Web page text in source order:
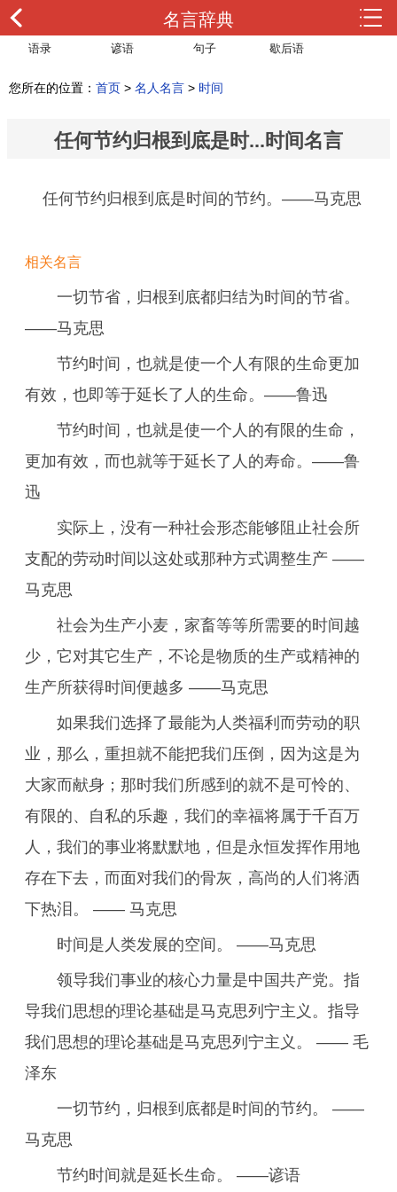
名言辞典
语录 谚语 句子 歇后语
您所在的位置： 首页 > 名人名言 > 时间
任何节约归根到底是时...时间名言
任何节约归根到底是时间的节约。——马克思
相关名言
一切节省，归根到底都归结为时间的节省。
——马克思
节约时间，也就是使一个人有限的生命更加
有效，也即等于延长了人的生命。——鲁迅
节约时间，也就是使一个人的有限的生命，
更加有效，而也就等于延长了人的寿命。——鲁
迅
实际上，没有一种社会形态能够阻止社会所
支配的劳动时间以这处或那种方式调整生产 ——
马克思
社会为生产小麦，家畜等等所需要的时间越
少，它对其它生产，不论是物质的生产或精神的
生产所获得时间便越多 ——马克思
如果我们选择了最能为人类福利而劳动的职
业，那么，重担就不能把我们压倒，因为这是为
大家而献身；那时我们所感到的就不是可怜的、
有限的、自私的乐趣，我们的幸福将属于千百万
人，我们的事业将默默地，但是永恒发挥作用地
存在下去，而面对我们的骨灰，高尚的人们将洒
下热泪。 —— 马克思
时间是人类发展的空间。 ——马克思
领导我们事业的核心力量是中国共产党。指
导我们思想的理论基础是马克思列宁主义。指导
我们思想的理论基础是马克思列宁主义。 —— 毛
泽东
一切节约，归根到底都是时间的节约。 ——
马克思
节约时间就是延长生命。 ——谚语